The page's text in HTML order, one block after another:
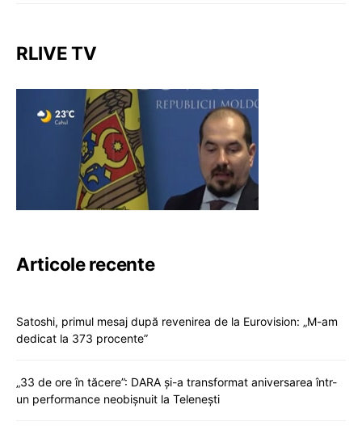
RLIVE TV
Articole recente
Satoshi, primul mesaj după revenirea de la Eurovision: „M-am
dedicat la 373 procente”
„33 de ore în tăcere”: DARA și-a transformat aniversarea într-
un performance neobișnuit la Telenești